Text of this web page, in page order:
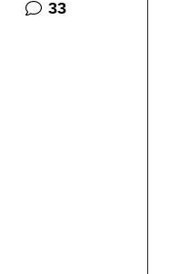
33komentara